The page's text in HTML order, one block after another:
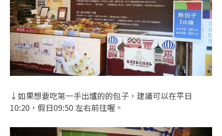
↓如果想要吃第一手出爐的的包子，建議可以在平日
10:20，假日09:50 左右前往喔。